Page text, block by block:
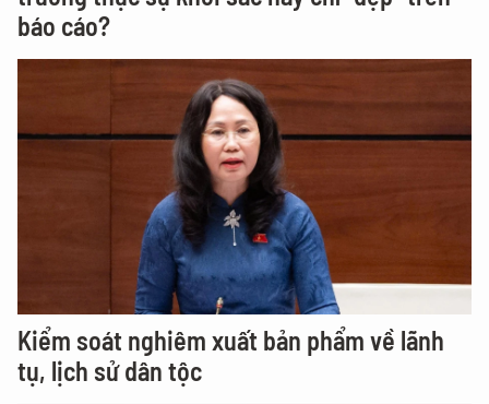
báo cáo?
Kiểm soát nghiêm xuất bản phẩm về lãnh
tụ, lịch sử dân tộc